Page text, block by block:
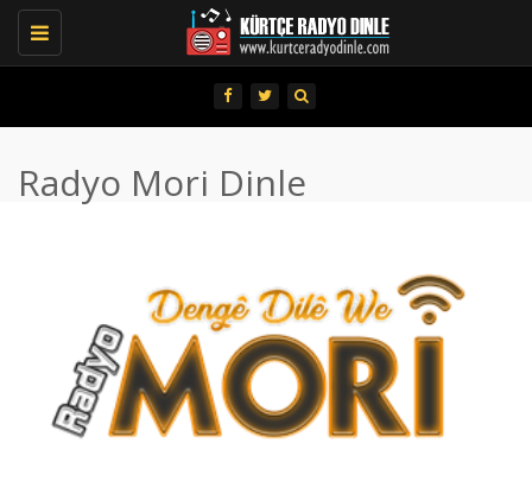
Toggle
navigation
Radyo Mori Dinle